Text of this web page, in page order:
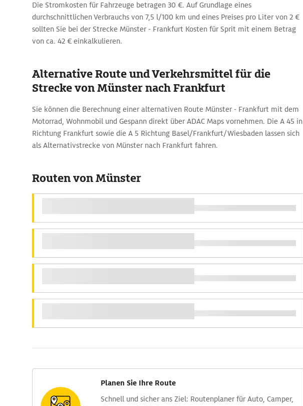
Die Stromkosten für Fahrzeuge betragen 30 €. Auf Grundlage eines
durchschnittlichen Verbrauchs von 7,5 l/100 km und eines Preises pro Liter von 2 €
sollten Sie bei der Strecke Münster - Frankfurt Kosten für Sprit mit einem Betrag
von ca. 42 € einkalkulieren.
Alternative Route und Verkehrsmittel für die
Strecke von Münster nach Frankfurt
Sie können die Berechnung einer alternativen Route Münster - Frankfurt mit dem
Motorrad, Wohnmobil und Gespann direkt über ADAC Maps vornehmen. Die A 45 in
Richtung Frankfurt sowie die A 5 Richtung Basel/Frankfurt/Wiesbaden lassen sich
als Alternativstrecke von Münster nach Frankfurt fahren.
Routen von Münster
Planen Sie Ihre Route
Schnell und sicher ans Ziel: Routen­planer für Auto, Camper,